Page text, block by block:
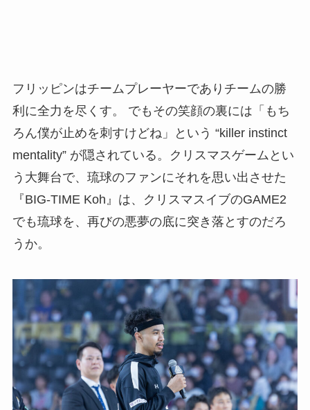
フリッピンはチームプレーヤーでありチームの勝
利に全力を尽くす。 でもその笑顔の裏には「もち
ろん僕が止めを刺すけどね」という “killer instinct
mentality” が隠されている。クリスマスゲームとい
う大舞台で、琉球のファンにそれを思い出させた
『BIG-TIME Koh』は、クリスマスイブのGAME2
でも琉球を、再びの悪夢の底に突き落とすのだろ
うか。